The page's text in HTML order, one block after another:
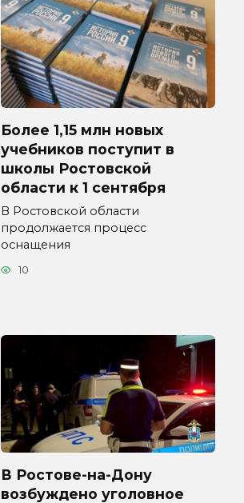
Более 1,15 млн новых
учебников поступит в
школы Ростовской
области к 1 сентября
В Ростовской области
продолжается процесс
оснащения
10
В Ростове-на-Дону
возбуждено уголовное